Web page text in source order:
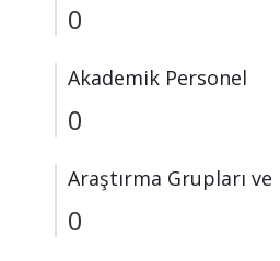
0
Akademik Personel
0
Araştırma Grupları
0